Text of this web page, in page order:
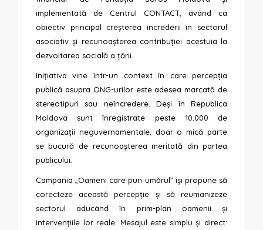
implementată de Centrul CONTACT, având ca
obiectiv principal creșterea încrederii în sectorul
asociativ și recunoașterea contribuției acestuia la
dezvoltarea socială a țării.
Inițiativa vine într-un context în care percepția
publică asupra ONG-urilor este adesea marcată de
stereotipuri sau neîncredere. Deși în Republica
Moldova sunt înregistrate peste 10.000 de
organizații neguvernamentale, doar o mică parte
se bucură de recunoașterea meritată din partea
publicului.
Campania „Oameni care pun umărul” își propune să
corecteze această percepție și să reumanizeze
sectorul aducând în prim-plan oamenii și
intervențiile lor reale. Mesajul este simplu și direct: